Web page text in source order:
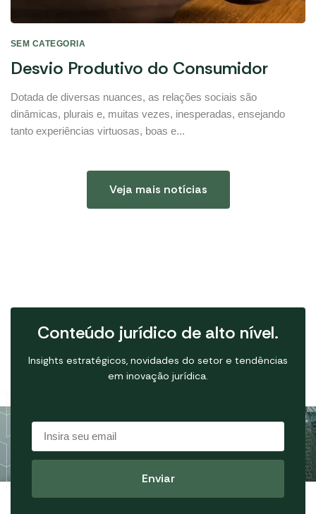
SEM CATEGORIA
Desvio Produtivo do Consumidor
Dotada de diversas nuances, as relações sociais são
dinâmicas, plurais e, muitas vezes, inesperadas, ensejando
tanto experiências virtuosas, boas e...
Veja mais notícias
Conteúdo jurídico de alto nível.
Insights estratégicos, novidades do setor e tendências
em inovação jurídica.